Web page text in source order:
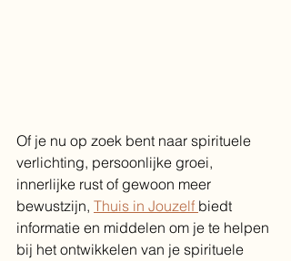
Of je nu op zoek bent naar spirituele
verlichting, persoonlijke groei,
innerlijke rust of gewoon meer
bewustzijn, Thuis in Jouzelf biedt
informatie en middelen om je te helpen
bij het ontwikkelen van je spirituele